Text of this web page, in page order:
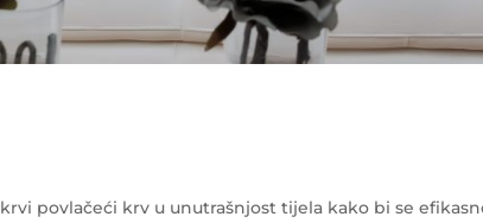
krvi povlačeći krv u unutrašnjost tijela kako bi se